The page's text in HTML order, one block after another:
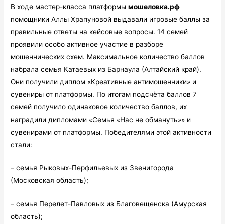
В ходе мастер-класса платформымошеловка.рф
помощники Аллы Храпуновой выдавали игровые баллы за
правильные ответы на кейсовые вопросы. 14 семей
проявили особо активное участие в разборе
мошеннических схем. Максимальное количество баллов
набрала семья Катаевых из Барнаула (Алтайский край).
Они получили диплом «Креативные антимошенники» и
сувениры от платформы. По итогам подсчёта баллов 7
семей получило одинаковое количество баллов, их
наградили дипломами «Семья «Нас не обмануть»» и
сувенирами от платформы. Победителями этой активности
стали:
– семья Рыковых-Перфильевых из Звенигорода
(Московская область);
– семья Перелет-Павловых из Благовещенска (Амурская
область);